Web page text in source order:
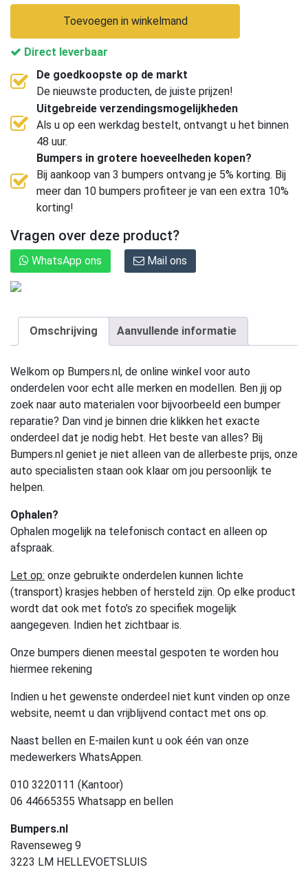
Toevoegen in winkelmand
Direct leverbaar
De goedkoopste op de markt
De nieuwste producten, de juiste prijzen!
Uitgebreide verzendingsmogelijkheden
Als u op een werkdag bestelt, ontvangt u het binnen
48 uur.
Bumpers in grotere hoeveelheden kopen?
Bij aankoop van 3 bumpers ontvang je 5% korting. Bij
meer dan 10 bumpers profiteer je van een extra 10%
korting!
Vragen over deze product?
WhatsApp ons Mail ons
Omschrijving Aanvullende informatie
Welkom op Bumpers.nl, de online winkel voor auto
onderdelen voor echt alle merken en modellen. Ben jij op
zoek naar auto materialen voor bijvoorbeeld een bumper
reparatie? Dan vind je binnen drie klikken het exacte
onderdeel dat je nodig hebt. Het beste van alles? Bij
Bumpers.nl geniet je niet alleen van de allerbeste prijs, onze
auto specialisten staan ook klaar om jou persoonlijk te
helpen.
Ophalen?
Ophalen mogelijk na telefonisch contact en alleen op
afspraak.
Let op: onze gebruikte onderdelen kunnen lichte
(transport) krasjes hebben of hersteld zijn. Op elke product
wordt dat ook met foto’s zo specifiek mogelijk
aangegeven. Indien het zichtbaar is.
Onze bumpers dienen meestal gespoten te worden hou
hiermee rekening
Indien u het gewenste onderdeel niet kunt vinden op onze
website, neemt u dan vrijblijvend contact met ons op.
Naast bellen en E-mailen kunt u ook één van onze
medewerkers WhatsAppen.
010 3220111 (Kantoor)
06 44665355 Whatsapp en bellen
Bumpers.nl
Ravenseweg 9
3223 LM HELLEVOETSLUIS